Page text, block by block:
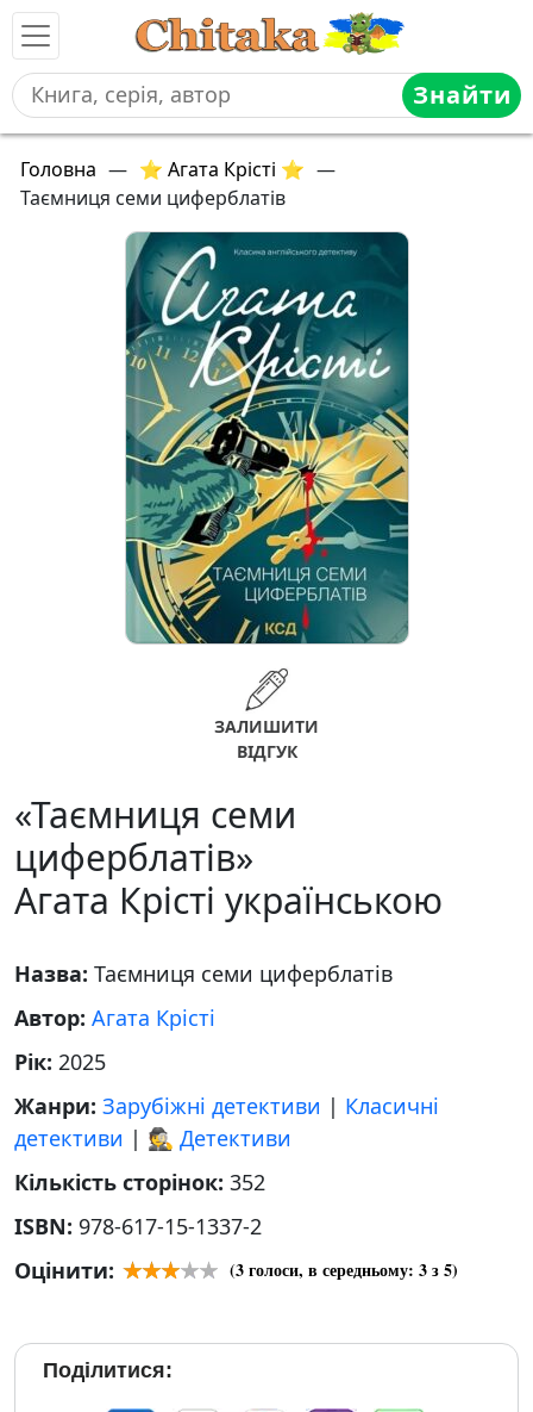
Знайти
Головна — ⭐ Агата Крісті ⭐ —
Таємниця семи циферблатів
ЗАЛИШИТИ
ВІДГУК
«Таємниця семи
циферблатів»
Агата Крісті українською
Назва: Таємниця семи циферблатів
Автор: Агата Крісті
Рік: 2025
Жанри: Зарубіжні детективи | Класичні
детективи | 🕵 Детективи
Кількість сторінок: 352
ISBN: 978-617-15-1337-2
Оцінити:
(3голоси, в середньому: 3з 5)
Поділитися: